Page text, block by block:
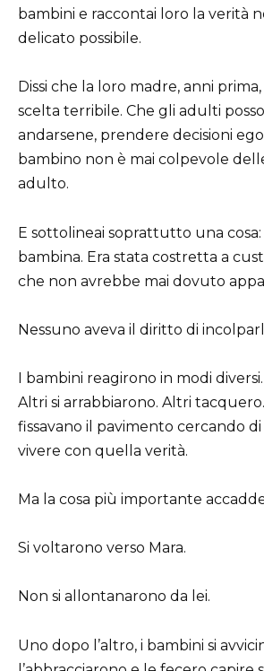
bambini e raccontai loro la verità
delicato possibile.
Dissi che la loro madre, anni
scelta terribile. Che gli adulti
andarsene, prendere decisioni
bambino non è mai colpevole
adulto.
E sottolineai soprattutto una cosa:
bambina. Era stata costretta a
che non avrebbe mai dovuto
Nessuno aveva il diritto di
I bambini reagirono in modi
Altri si arrabbiarono. Altri
fissavano il pavimento cercando
vivere con quella verità.
Ma la cosa più importante
Si voltarono verso Mara.
Non si allontanarono da lei.
Uno dopo l’altro, i bambini si